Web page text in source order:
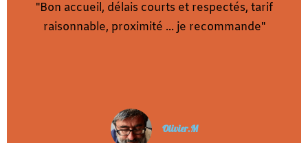
"Bon accueil, délais courts et respectés, tarif
raisonnable, proximité ... je recommande"
Olivier.M